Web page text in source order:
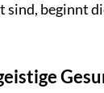
beginnt